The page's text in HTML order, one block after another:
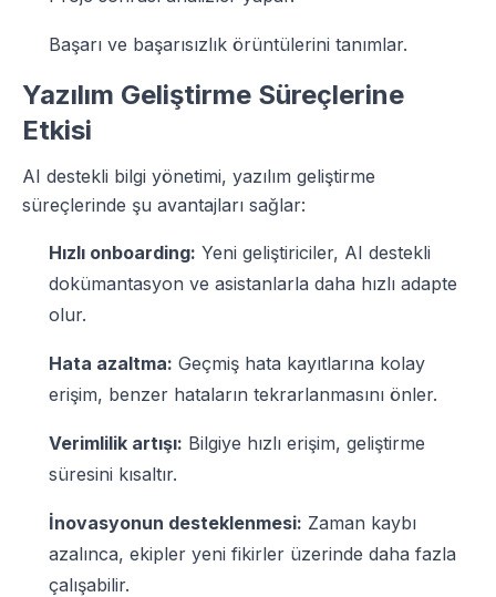
Başarı ve başarısızlık örüntülerini tanımlar.
Yazılım Geliştirme Süreçlerine
Etkisi
AI destekli bilgi yönetimi, yazılım geliştirme
süreçlerinde şu avantajları sağlar:
Hızlı onboarding: Yeni geliştiriciler, AI destekli
dokümantasyon ve asistanlarla daha hızlı adapte
olur.
Hata azaltma: Geçmiş hata kayıtlarına kolay
erişim, benzer hataların tekrarlanmasını önler.
Verimlilik artışı: Bilgiye hızlı erişim, geliştirme
süresini kısaltır.
İnovasyonun desteklenmesi: Zaman kaybı
azalınca, ekipler yeni fikirler üzerinde daha fazla
çalışabilir.